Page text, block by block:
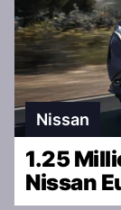
Nissan
1.25
Nissan